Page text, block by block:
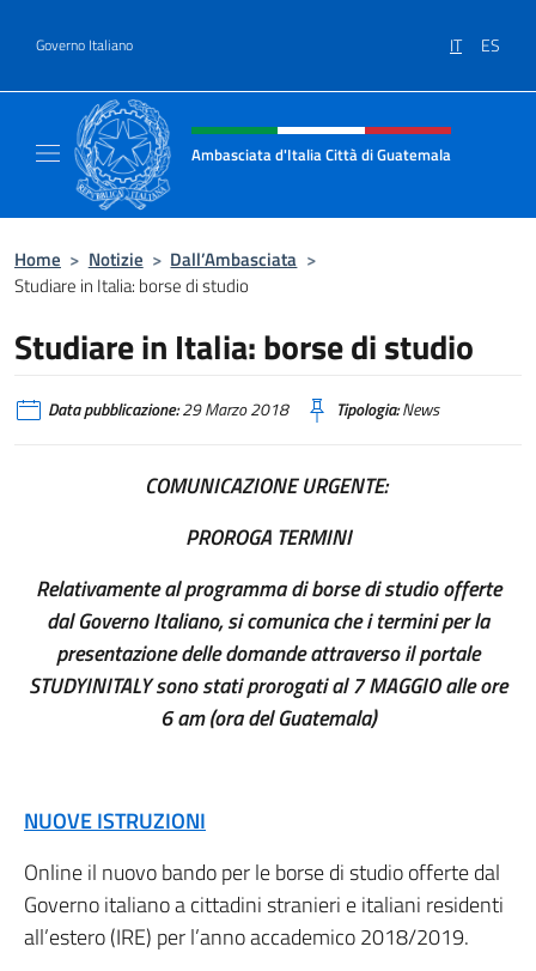
Governo Italiano IT ES
Intestazione sito, social e menù
Ambasciata d'Italia Città di Guatemala
Home > Notizie > Dall’Ambasciata >
Studiare in Italia: borse di studio
Studiare in Italia: borse di studio
Data pubblicazione:29 Marzo 2018 Tipologia:News
COMUNICAZIONE URGENTE:
PROROGA TERMINI
Relativamente al programma di borse di studio offerte
dal Governo Italiano, si comunica che i termini per la
presentazione delle domande attraverso il portale
STUDYINITALY sono stati prorogati al 7 MAGGIO alle ore
6 am (ora del Guatemala)
NUOVE ISTRUZIONI
Online il nuovo bando per le borse di studio offerte dal
Governo italiano a cittadini stranieri e italiani residenti
all’estero (IRE) per l’anno accademico 2018/2019.